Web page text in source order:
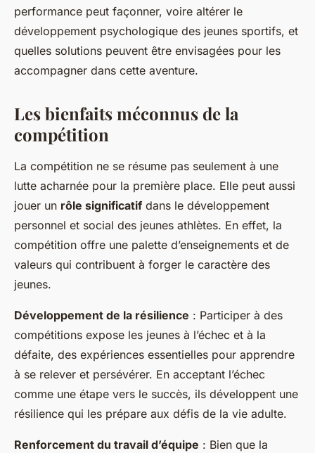
performance peut façonner, voire altérer le
développement psychologique des jeunes sportifs, et
quelles solutions peuvent être envisagées pour les
accompagner dans cette aventure.
Les bienfaits méconnus de la
compétition
La compétition ne se résume pas seulement à une
lutte acharnée pour la première place. Elle peut aussi
jouer un rôle significatif dans le développement
personnel et social des jeunes athlètes. En effet, la
compétition offre une palette d’enseignements et de
valeurs qui contribuent à forger le caractère des
jeunes.
Développement de la résilience : Participer à des
compétitions expose les jeunes à l’échec et à la
défaite, des expériences essentielles pour apprendre
à se relever et persévérer. En acceptant l’échec
comme une étape vers le succès, ils développent une
résilience qui les prépare aux défis de la vie adulte.
Renforcement du travail d’équipe : Bien que la